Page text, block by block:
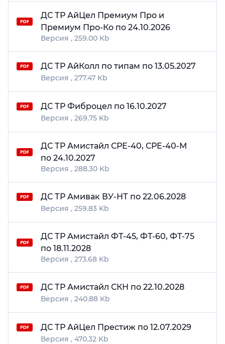
ДС ТР АйЦел Премиум Про и
Премиум Про-Ко по 24.10.2026
259.00 Kb
ДС ТР АйКолл по типам по 13.05.2027
277.47 Kb
ДС ТР Фиброцел по 16.10.2027
269.75 Kb
ДС ТР Амистайл СРЕ-40, СРЕ-40-М
по 24.10.2027
288.30 Kb
ДС ТР Амивак ВУ-НТ по 22.06.2028
259.83 Kb
ДС ТР Амистайл ФТ-45, ФТ-60, ФТ-75
по 18.11.2028
273.68 Kb
ДС ТР Амистайл СКН по 22.10.2028
240.88 Kb
ДС ТР АйЦел Престиж по 12.07.2029
470.32 Kb